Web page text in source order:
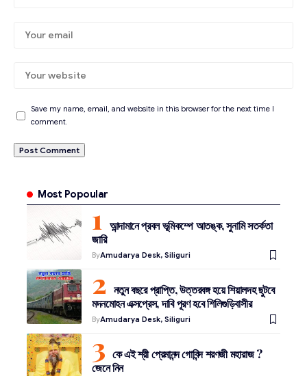
Save my name, email, and website in this browser for the next time I
comment.
Most Popoular
আন্দামানে প্রবল ভূমিকম্পে আতঙ্ক, সুনামি সতর্কতা
জারি
ByAmudarya Desk, Siliguri
নতুন বছরে প্রাপ্তি, উত্তরবঙ্গ হয়ে শিয়ালদহ ছুটবে
মদনমোহন এক্সপ্রেস, দাবি পূরণ হবে শিলিগুড়িবাসীর
ByAmudarya Desk, Siliguri
কে এই শ্রী প্রেমানন্দ গোবিন্দ শরণজী মহারাজ ?
জেনে নিন